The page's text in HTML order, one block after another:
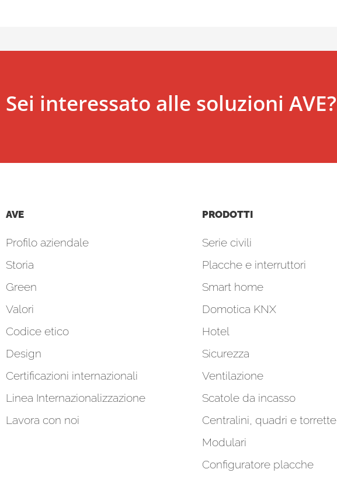
Sei interessato alle soluzioni AVE?
AVE
Profilo aziendale
Storia
Green
Valori
Codice etico
Design
Certificazioni internazionali
Linea Internazionalizzazione
Lavora con noi
PRODOTTI
Serie civili
Placche e interruttori
Smart home
Domotica KNX
Hotel
Sicurezza
Ventilazione
Scatole da incasso
Centralini, quadri e torrette
Modulari
Configuratore placche